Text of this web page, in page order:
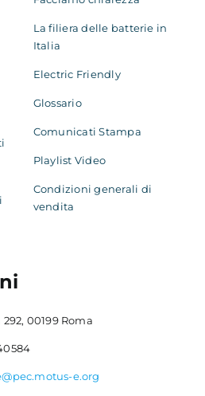
La filiera delle batterie in
Italia
Electric Friendly
Glossario
Comunicati Stampa
Playlist Video
Condizioni generali di
vendita
00199 Roma
e.org